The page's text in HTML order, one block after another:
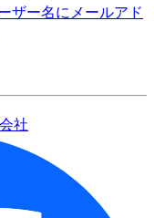
ザー名にメールアド
社